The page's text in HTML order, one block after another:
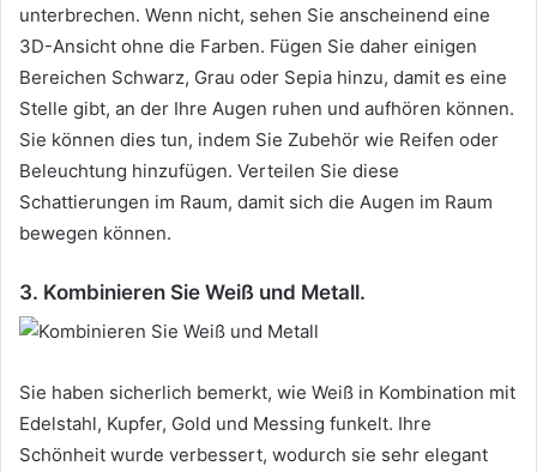
unterbrechen. Wenn nicht, sehen Sie anscheinend eine
3D-Ansicht ohne die Farben. Fügen Sie daher einigen
Bereichen Schwarz, Grau oder Sepia hinzu, damit es eine
Stelle gibt, an der Ihre Augen ruhen und aufhören können.
Sie können dies tun, indem Sie Zubehör wie Reifen oder
Beleuchtung hinzufügen. Verteilen Sie diese
Schattierungen im Raum, damit sich die Augen im Raum
bewegen können.
3. Kombinieren Sie Weiß und Metall.
Sie haben sicherlich bemerkt, wie Weiß in Kombination mit
Edelstahl, Kupfer, Gold und Messing funkelt. Ihre
Schönheit wurde verbessert, wodurch sie sehr elegant